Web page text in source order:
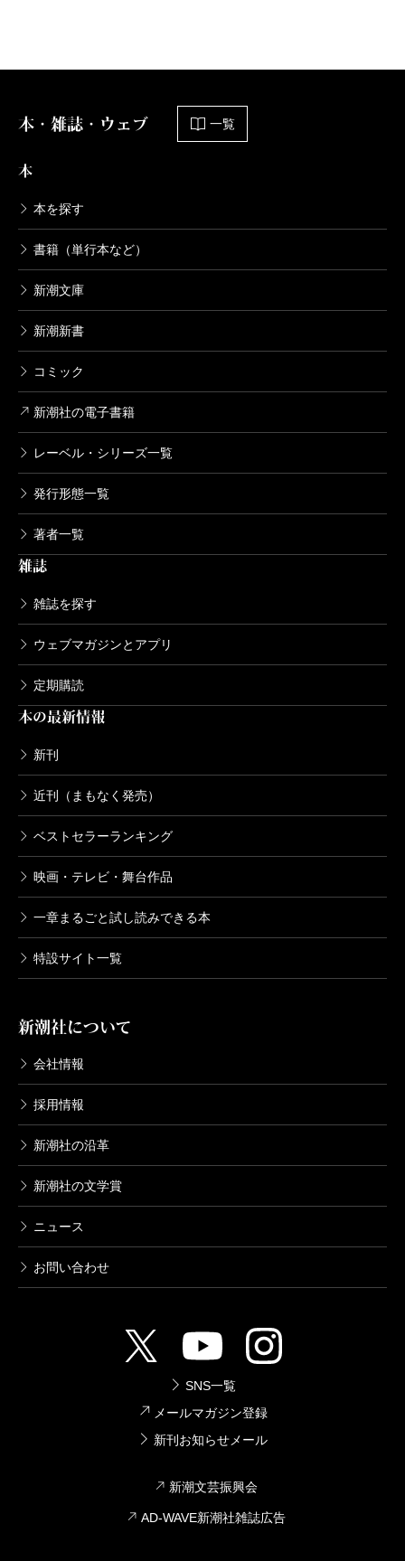
本・雑誌・ウェブ 一覧
本
本を探す
書籍（単行本など）
新潮文庫
新潮新書
コミック
新潮社の電子書籍
レーベル・シリーズ一覧
発行形態一覧
著者一覧
雑誌
雑誌を探す
ウェブマガジンとアプリ
定期購読
本の最新情報
新刊
近刊（まもなく発売）
ベストセラーランキング
映画・テレビ・舞台作品
一章まるごと試し読みできる本
特設サイト一覧
新潮社について
会社情報
採用情報
新潮社の沿革
新潮社の文学賞
ニュース
お問い合わせ
SNS一覧
メールマガジン登録
新刊お知らせメール
新潮文芸振興会
AD-WAVE新潮社雑誌広告